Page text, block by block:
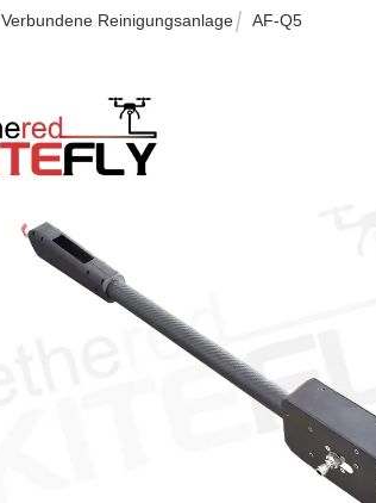
Verbundene Reinigungsanlage AF-Q5